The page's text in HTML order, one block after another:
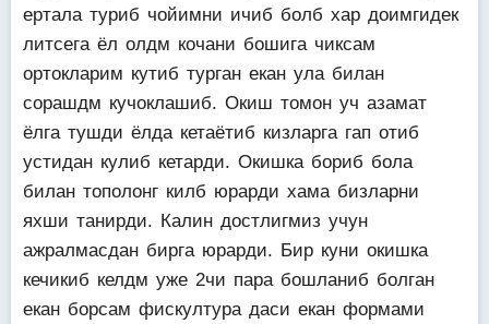
ертала туриб чойимни ичиб болб хар доимгидек
литсега ёл олдм кочани бошига чиксам
ортокларим кутиб турган екан ула билан
сорашдм кучоклашиб. Окиш томон уч азамат
ёлга тушди ёлда кетаётиб кизларга гап отиб
устидан кулиб кетарди. Окишка бориб бола
билан тополонг килб юрарди хама бизларни
яхши танирди. Калин достлигмиз учун
ажралмасдан бирга юрарди. Бир куни окишка
кечикиб келдм уже 2чи пара бошланиб болган
екан борсам фискултура даси екан формами